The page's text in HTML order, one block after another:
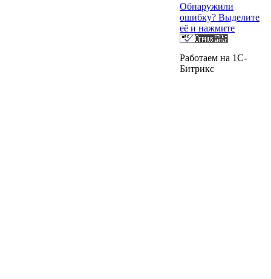
Обнаружили
ошибку? Выделите
её и нажмите
Работаем на 1C-
Битрикс